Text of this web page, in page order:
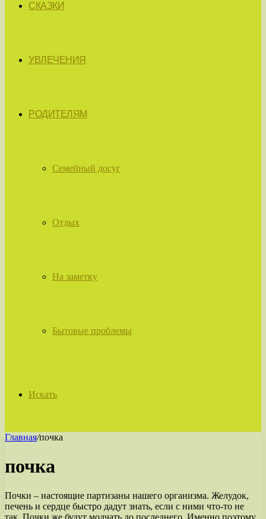
СКАЗКИ
УВЛЕЧЕНИЯ
РОДИТЕЛЯМ
Семейный досуг
Отдых
На заметку
Бытовые проблемы
Искать
Главная/почка
почка
Почки – настоящие партизаны нашего организма. Желудок,
печень и сердце быстро дадут знать, если с ними что-то не
так. Почки же будут молчать до последнего. Именно поэтому